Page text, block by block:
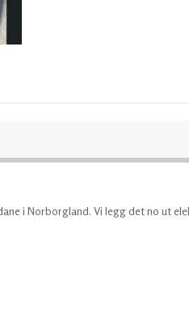
i Norborgland. Vi legg det no ut